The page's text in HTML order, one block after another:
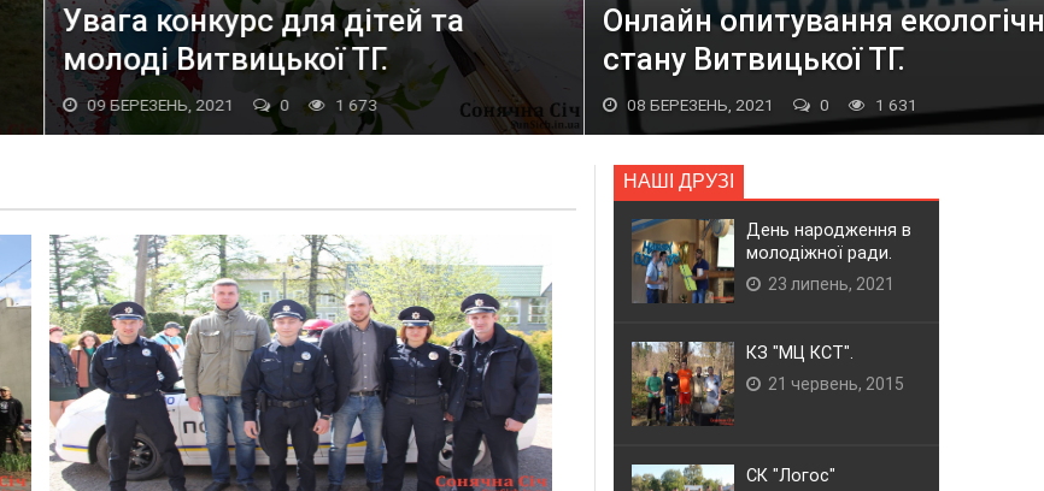
Увага конкурс для дітей та
молоді Витвицької ТГ.
09 БЕРЕЗЕНЬ, 2021 0 1 673
Онлайн опитування екологічного
стану Витвицької ТГ.
08 БЕРЕЗЕНЬ, 2021 0 1 631
НАШІ ДРУЗІ
День народження в
молодіжної ради.
23 липень, 2021
КЗ "МЦ КСТ".
21 червень, 2015
СК "Логос"